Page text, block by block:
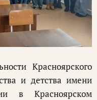
Красноярского
и детства имени
в Красноярском